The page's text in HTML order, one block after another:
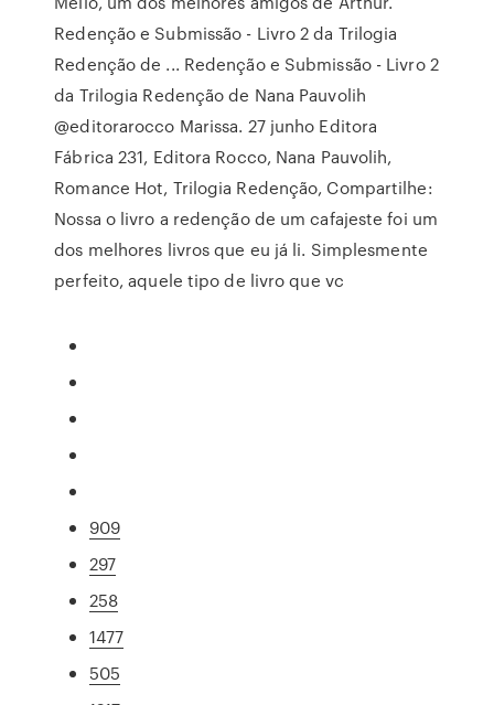
Redenção e Submissão - Livro 2 da Trilogia
Redenção de ... Redenção e Submissão - Livro 2
da Trilogia Redenção de Nana Pauvolih
@editorarocco Marissa. 27 junho Editora
Fábrica 231, Editora Rocco, Nana Pauvolih,
Romance Hot, Trilogia Redenção, Compartilhe:
Nossa o livro a redenção de um cafajeste foi um
dos melhores livros que eu já li. Simplesmente
perfeito, aquele tipo de livro que vc
909
297
258
1477
505